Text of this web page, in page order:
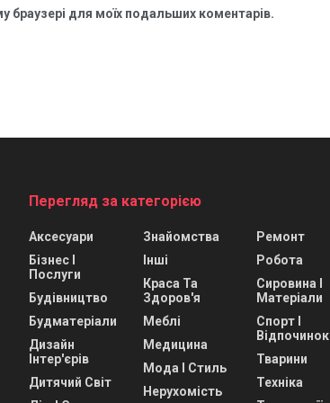
браузері для моїх подальших коментарів.
Перегляд за категорією
Аксесуари
Бізнес І
Послуги
Будівництво
Будматеріали
Дизайн
Інтер'єрів
Дитячий Світ
Знайомства
Інші
Краса Та
Здоров'я
Меблі
Медицина
Мода І Стиль
Нерухомість
Ремонт
Робота
Сировина І
Матеріали
Спорт І
Відпочинок
Тварини
Техніка